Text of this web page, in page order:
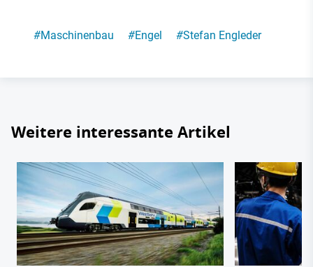
#Maschinenbau #Engel #Stefan Engleder
Weitere interessante Artikel